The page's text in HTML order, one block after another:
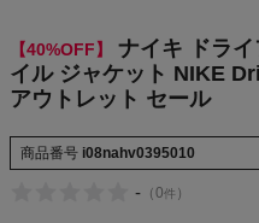
NIKE
CHUMS
【40%OFF】
ナイキ ドラ
イル ジャケット NIKE
アウトレット セール
商品番号 i08nahv0395010
- （0件 ）